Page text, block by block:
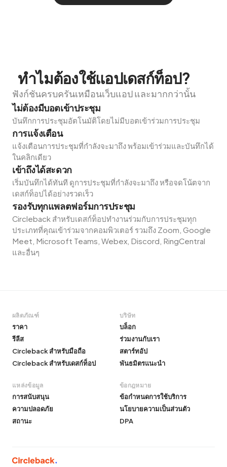
ทำไมต้องใช้แอปเดสก์ท็อป?
ฟังก์ชันครบครันเหมือนเว็บแอป และมากกว่านั้น
ไม่ต้องมีบอตเข้าประชุม
บันทึกการประชุมอัตโนมัติโดยไม่มีบอตเข้าร่วมการประชุม
การแจ้งเตือน
แจ้งเตือนการประชุมที่กำลังจะมาถึง พร้อมเข้าร่วมและบันทึกได้
ในคลิกเดียว
เข้าถึงได้สะดวก
เริ่มบันทึกได้ทันที ดูการประชุมที่กำลังจะมาถึง หรือจดโน้ตจาก
เดสก์ท็อปได้อย่างรวดเร็ว
รองรับทุกแพลตฟอร์มการประชุม
Circleback สำหรับเดสก์ท็อปทำงานร่วมกับการประชุมทุก
ประเภทที่คุณเข้าร่วมจากคอมพิวเตอร์ รวมถึง Zoom, Google
Meet, Microsoft Teams, Webex, Discord, RingCentral
และอื่นๆ
ผลิตภัณฑ์
ราคา
รีลีส
Circleback สำหรับมือถือ
Circleback สำหรับเดสก์ท็อป
บริษัท
บล็อก
ร่วมงานกับเรา
สตาร์ทอัป
พันธมิตรแนะนำ
แหล่งข้อมูล
การสนับสนุน
ความปลอดภัย
สถานะ
ข้อกฎหมาย
ข้อกำหนดการใช้บริการ
นโยบายความเป็นส่วนตัว
DPA